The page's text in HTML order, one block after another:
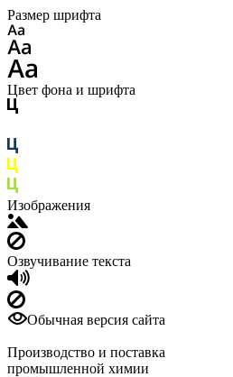
Размер шрифта
Цвет фона и шрифта
Изображения
Озвучивание текста
Обычная версия сайта
Производство и поставка
промышленной химии